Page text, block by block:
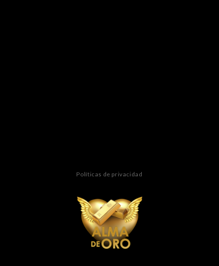
Políticas de privacidad